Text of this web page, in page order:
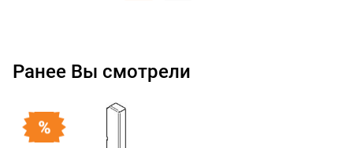
Ранее Вы смотрели